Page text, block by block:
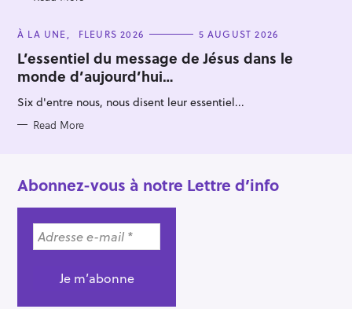
C
T
E
G
O
I
S
À LA UNE FLEURS 2026 5 AUGUST 2026
L’essentiel du message de Jésus dans le
monde d’aujourd’hui…
Six d'entre nous, nous disent leur essentiel...
Read More
Abonnez-vous à notre Lettre d’info